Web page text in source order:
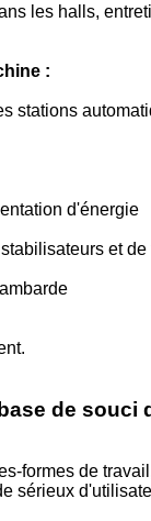
les halls,
:
stations
d'énergie
et de
de souci
formes de
sérieux